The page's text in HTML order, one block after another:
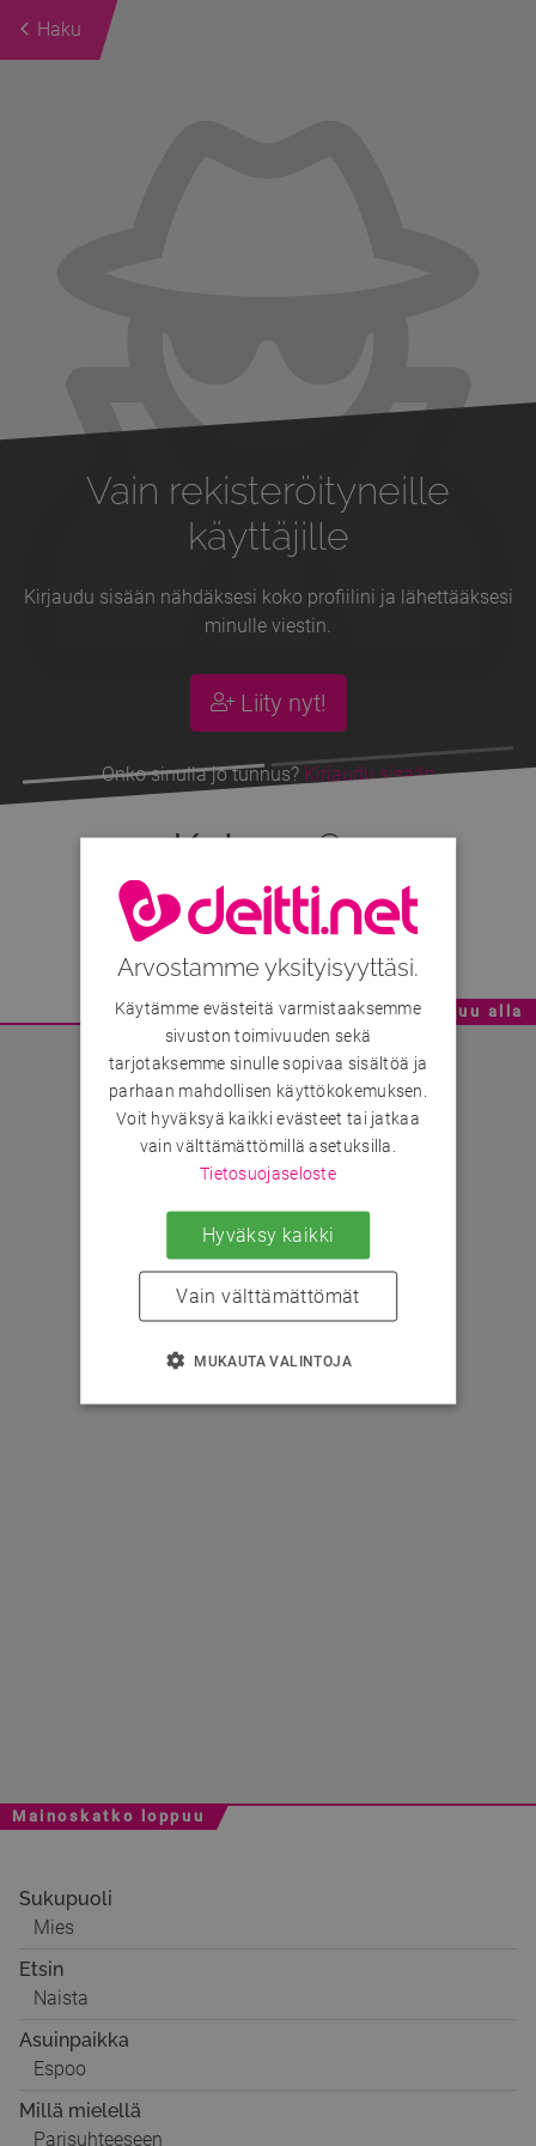
Haku
Vain rekisteröityneille
käyttäjille
Kirjaudu sisään nähdäksesi koko profiilini ja lähettääksesi
minulle viestin.
Liity nyt!
Onko sinulla jo tunnus? Kirjaudu sisään
Koby, 38v
Kobby
Mainoskatko - Sisältö jatkuu alla
Mainoskatko loppuu
Sukupuoli
Mies
Etsin
Naista
Asuinpaikka
Espoo
Millä mielellä
Parisuhteeseen
Arvostamme yksityisyyttäsi.
Käytämme evästeitä varmistaaksemme
sivuston toimivuuden sekä
tarjotaksemme sinulle sopivaa sisältöä ja
parhaan mahdollisen käyttökokemuksen.
Voit hyväksyä kaikki evästeet tai jatkaa
vain välttämättömillä asetuksilla.
Tietosuojaseloste
Hyväksy kaikki
Vain välttämättömät
MUKAUTA VALINTOJA